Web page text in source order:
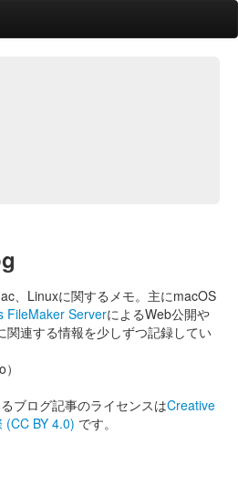
、Linuxに関するメモ。主にmacOS
FileMaker ServerによるWeb公開や
関連する情報を少しずつ記録してい
ブログ記事のライセンスはCreative
(CC BY 4.0) です。